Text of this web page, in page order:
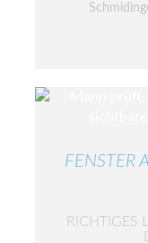
FENSTER
RICHTIGES